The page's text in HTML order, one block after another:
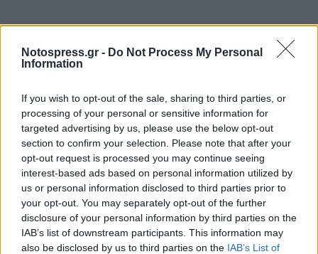
Notospress.gr - Do Not Process My Personal
Information
If you wish to opt-out of the sale, sharing to third parties, or
processing of your personal or sensitive information for
targeted advertising by us, please use the below opt-out
section to confirm your selection. Please note that after your
opt-out request is processed you may continue seeing
interest-based ads based on personal information utilized by
us or personal information disclosed to third parties prior to
your opt-out. You may separately opt-out of the further
disclosure of your personal information by third parties on the
IAB’s list of downstream participants. This information may
also be disclosed by us to third parties on the IAB’s List of